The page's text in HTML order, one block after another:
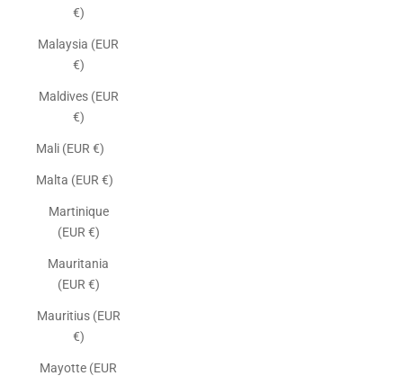
€)
Malaysia (EUR
€)
Maldives (EUR
€)
Mali (EUR €)
Malta (EUR €)
Martinique
(EUR €)
Mauritania
(EUR €)
Mauritius (EUR
€)
Mayotte (EUR